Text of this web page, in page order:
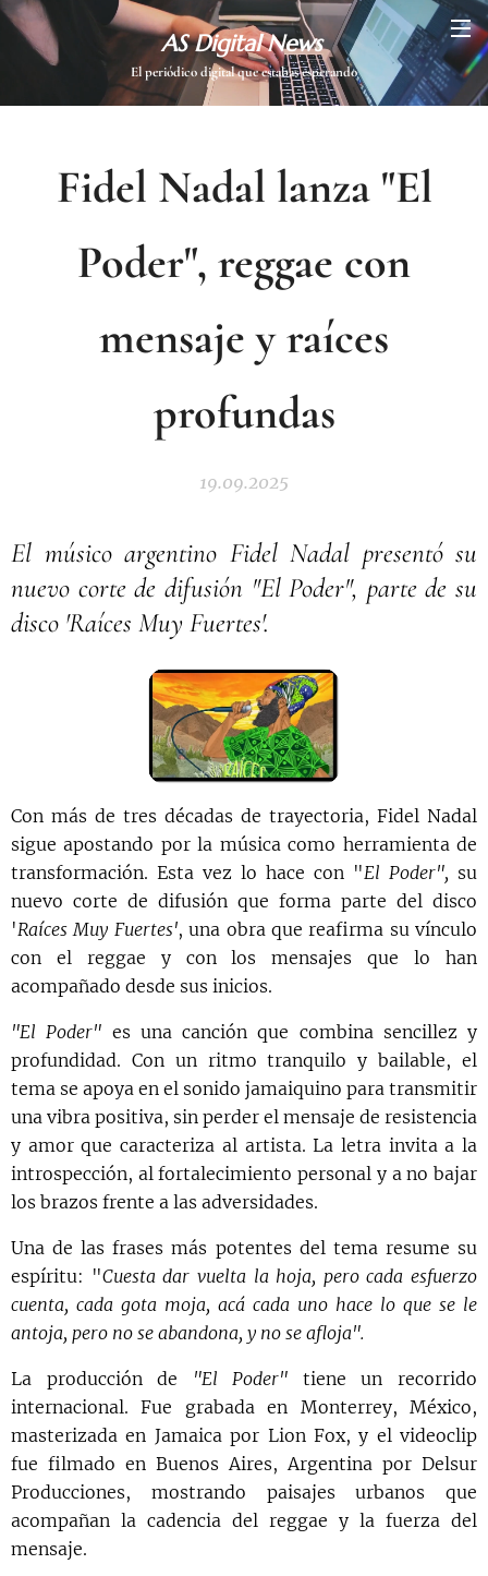
AS Digital News
El periódico digital que estabas esperando
Fidel Nadal lanza "El
Poder", reggae con
mensaje y raíces
profundas
19.09.2025
El músico argentino Fidel Nadal presentó su
nuevo corte de difusión "El Poder", parte de su
disco 'Raíces Muy Fuertes'.
Con más de tres décadas de trayectoria, Fidel Nadal
sigue apostando por la música como herramienta de
transformación. Esta vez lo hace con "El Poder", su
nuevo corte de difusión que forma parte del disco
'Raíces Muy Fuertes', una obra que reafirma su vínculo
con el reggae y con los mensajes que lo han
acompañado desde sus inicios.
"El Poder" es una canción que combina sencillez y
profundidad. Con un ritmo tranquilo y bailable, el
tema se apoya en el sonido jamaiquino para transmitir
una vibra positiva, sin perder el mensaje de resistencia
y amor que caracteriza al artista. La letra invita a la
introspección, al fortalecimiento personal y a no bajar
los brazos frente a las adversidades.
Una de las frases más potentes del tema resume su
espíritu: "Cuesta dar vuelta la hoja, pero cada esfuerzo
cuenta, cada gota moja, acá cada uno hace lo que se le
antoja, pero no se abandona, y no se afloja".
La producción de "El Poder" tiene un recorrido
internacional. Fue grabada en Monterrey, México,
masterizada en Jamaica por Lion Fox, y el videoclip
fue filmado en Buenos Aires, Argentina por Delsur
Producciones, mostrando paisajes urbanos que
acompañan la cadencia del reggae y la fuerza del
mensaje.